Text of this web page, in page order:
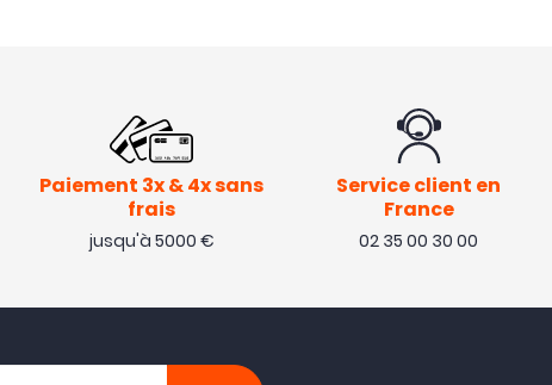
Paiement 3x & 4x sans
frais
jusqu'à 5000 €
Service client en
France
02 35 00 30 00